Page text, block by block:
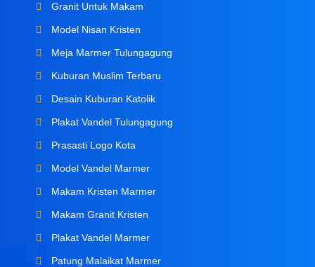
Granit Untuk Makam
Model Nisan Kristen
Meja Marmer Tulungagung
Kuburan Muslim Terbaru
Desain Kuburan Katolik
Plakat Vandel Tulungagung
Prasasti Logo Kota
Model Vandel Marmer
Makam Kristen Marmer
Makam Granit Kristen
Plakat Vandel Marmer
Patung Malaikat Marmer